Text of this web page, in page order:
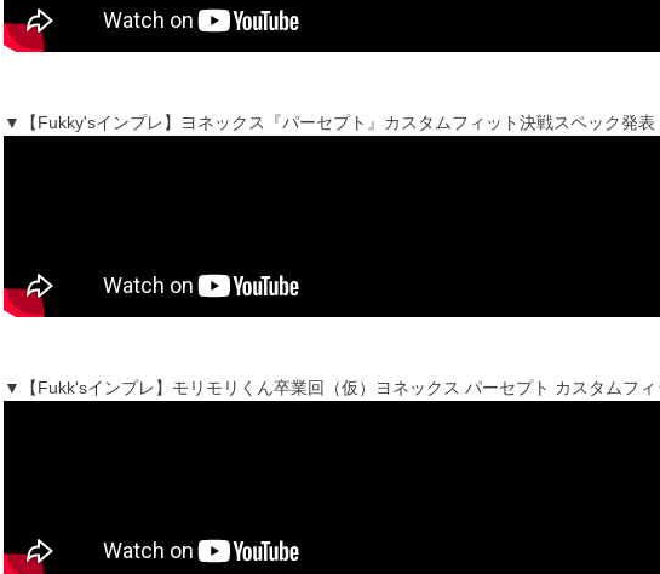
▼【Fukky'sインプレ】ヨネックス『パーセプト』カスタムフィット決戦スペック発表
▼【Fukk'sインプレ】モリモリくん卒業回（仮）ヨネックス パーセプト カスタムフ